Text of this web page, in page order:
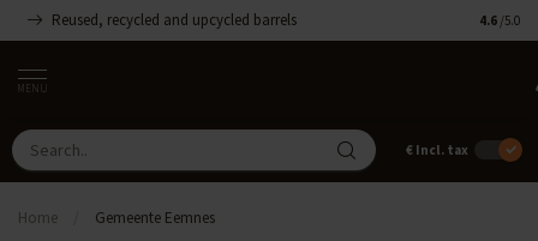
Reused, recycled and upcycled barrels 4.6 /5.0
MENU
€ Incl. tax
Home Gemeente Eemnes